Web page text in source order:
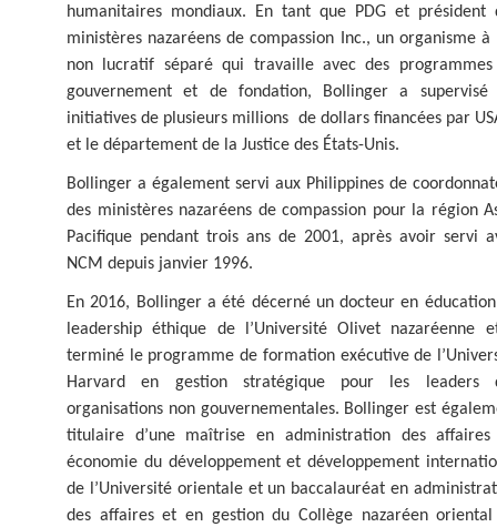
humanitaires mondiaux. En tant que PDG et président
ministères nazaréens de compassion Inc., un organisme à
non lucratif séparé qui travaille avec des
gouvernement et de fondation, Bollinger a supervisé
initiatives de plusieurs millions de dollars financées par
et le département de la Justice des États-Unis.
Bollinger a également servi aux Philippines de
des ministères nazaréens de compassion pour la région
Pacifique pendant trois ans de 2001, après avoir servi
NCM depuis janvier 1996.
En 2016, Bollinger a été décerné un docteur en
leadership éthique de l’Université Olivet nazaréenne
terminé le programme de formation exécutive de
Harvard en gestion stratégique pour les leaders
organisations non gouvernementales. Bollinger est
titulaire d’une maîtrise en administration des affaires
économie du développement et développement
de l’Université orientale et un baccalauréat en
des affaires et en gestion du Collège nazaréen